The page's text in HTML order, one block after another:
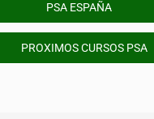
PSA ESPAÑA
PROXIMOS CURSOS PSA